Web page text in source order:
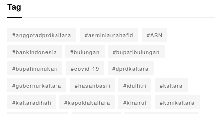
Tag
#anggotadprdkaltara #asminlaurahafid #ASN
#bankindonesia #bulungan #bupatibulungan
#bupatinunukan #covid-19 #dprdkaltara
#gubernurkaltara #hasanbasri #idulfitri #kaltara
#kaltaradihati #kapoldakaltara #khairul #konikaltara